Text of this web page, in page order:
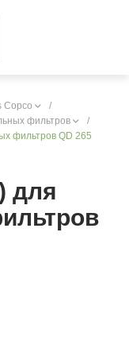
Copco
/
фильтров
/
фильтров QD 265
для